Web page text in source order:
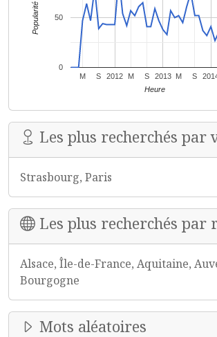
2012 2013
M S M S M S
0
50
Heure
Popularité
Les plus recherchés par
Strasbourg, Paris
Les plus recherchés par
Alsace, Île-de-France, Aquitaine,
Bourgogne
Mots aléatoires